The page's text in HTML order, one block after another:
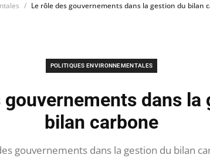
Le rôle des gouvernements dans la gestion du bilan
POLITIQUES ENVIRONNEMENTALES
gouvernements dans la
bilan carbone
gouvernements dans la gestion du bilan